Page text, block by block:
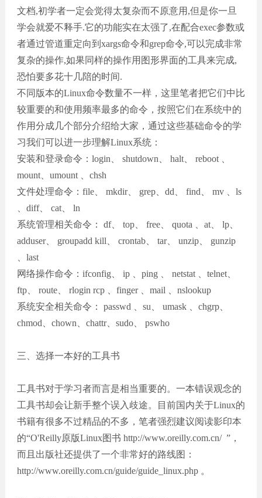
文档,初学者一定会觉得太复杂而不原意用,但是你一旦
学会就爱不释手.它的功能实在太强了,在配合exec参数或
者通过管道重定向到xargs命令和grep命令,可以完成非常
复杂的操作,如果同样的操作用图形界面的工具来完成,
恐怕要多花十几陪的时间.
不同版本的Linux命令数量不一样，这里笔者把它们中比
较重要的和使用频率最多的命令，按照它们在系统中的
作用分成几个部分介绍给大家，通过这些基础命令的学
习我们可以进一步理解Linux系统：
安装和登录命令：login、 shutdown、 halt、 reboot 、
mount、umount 、chsh
文件处理命令：file、 mkdir、 grep、dd、 find、 mv 、ls
、diff、 cat、 ln
系统管理相关命令： df、 top、 free、 quota 、at、 lp、
adduser、 groupadd kill、 crontab、 tar、 unzip、 gunzip
、last
网络操作命令：ifconfig、 ip 、ping 、 netstat 、telnet、
ftp、 route、 rlogin rcp 、finger 、mail 、nslookup
系统安全相关命令： passwd 、su、 umask 、chgrp、
chmod、chown、chattr、sudo、 pswho
三、选择一本好的工具书
工具书对于学习者而言是相当重要的。一本错误观念的
工具书却会让新手整个误入歧途。目前国内关于Linux的
书籍有很多不过精品的不多，笔者强烈建议阅读影印本
的“O'Reilly原版Linux图书 http://www.oreilly.com.cn/ ”，
而且出版社还提供了一个非常好的路线图：
http://www.oreilly.com.cn/guide/guide_linux.php 。